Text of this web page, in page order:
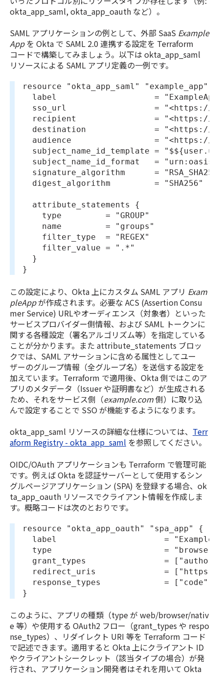
okta_app_saml, okta_app_oauth など）。
SAML アプリケーションの例として、外部 SaaS Example
Appを Okta で SAML 2.0 連携する設定を Terraform
コードで構築してみましょう。以下は okta_app_saml
リソースによる SAML アプリ定義の一例です。
resource "okta_app_saml" "example_app" {
label                    =
sso_url                  = "<https://
recipient                = "<https://
destination              = "<https://
audience                 = "<https://
subject_name_id_template =
subject_name_id_format   =
signature_algorithm      =
  digest_algorithm         = "SHA256"
  attribute_statements {
    type         = "GROUP"
    name         = "groups"
    filter_type  = "REGEX"
    filter_value = ".*"
  }
}
この設定により、Okta 上にカスタム SAML アプリ Exam
pleAppが作成されます。必要な ACS (Assertion Consu
mer Service) URLやオーディエンス（対象者）といった
サービスプロバイダー側情報、および SAML トークンに
関する各種設定（署名アルゴリズム等）を指定している
ことが分かります。また attribute_statements ブロッ
クでは、SAML アサーションに含める属性としてユー
ザーのグループ情報（全グループ名）を送信する設定を
加えています。Terraform で適用後、Okta 側ではこのア
プリのメタデータ（Issuer や証明書など）が生成される
ため、それをサービス側（example.com側）に取り込
んで設定することで SSO が機能するようになります。
okta_app_saml リソースの詳細な仕様については、 Terr
aform Registry - okta_app_saml を参照してください。
OIDC/OAuth アプリケーションも Terraform で管理可能
です。例えば Okta を認証サーバーとして使用するシン
グルページアプリケーション (SPA) を登録する場合、ok
ta_app_oauth リソースでクライアント情報を作成しま
す。概略コードは次のとおりです。
resource "okta_app_oauth" "spa_app" {
label                      = "Example
  type                       = "browser"
grant_types                =
redirect_uris              =
  response_types             = ["code"]
}
このように、アプリの種類（type が web/browser/nativ
e 等）や使用する OAuth2 フロー（grant_types や respo
nse_types）、リダイレクト URI 等を Terraform コード
で記述できます。適用すると Okta 上にクライアント ID
やクライアントシークレット（該当タイプの場合）が発
行され、アプリケーション開発者はそれを用いて Okta